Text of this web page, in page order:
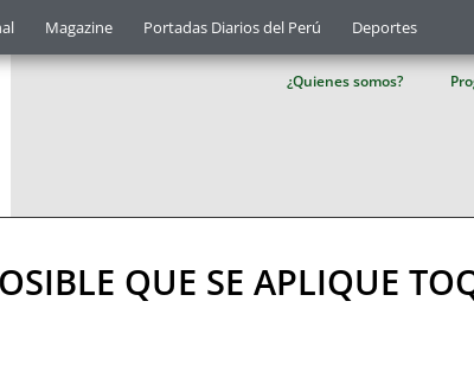
Magazine Portadas Diarios del Perú Deportes
¿Quienes somos?
QUE SE APLIQUE